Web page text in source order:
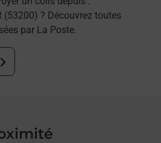
(53200) ? Découvrez toutes
par La Poste.